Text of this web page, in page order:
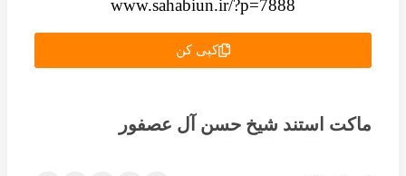
www.sahabiun.ir/?p=7888
کپی کن
ماکت استند شیخ حسن آل عصفور